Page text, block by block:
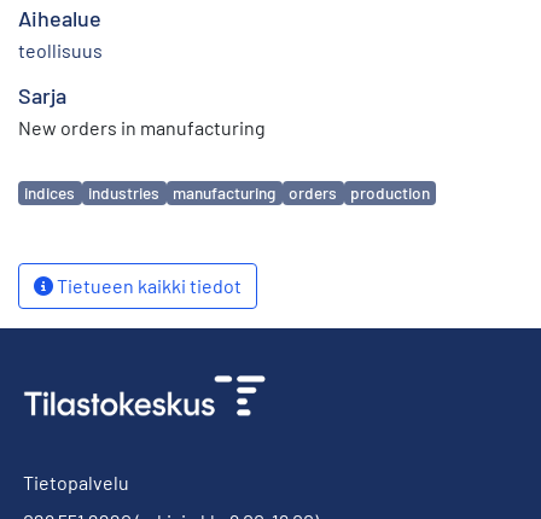
Aihealue
teollisuus
Sarja
New orders in manufacturing
Avainsanat
indices industries manufacturing orders production
Tietueen kaikki tiedot
Tietopalvelu